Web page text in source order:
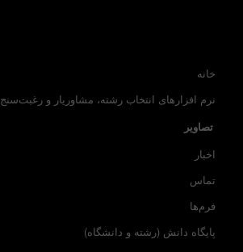
خانه
نرم افزارهای انتخاب رشته، مشاوریار و رغبت‌سنج
تصاویر
اخبار
تماس
فرم‌ها
پایگاه دانش (رشته و دانشگاه)